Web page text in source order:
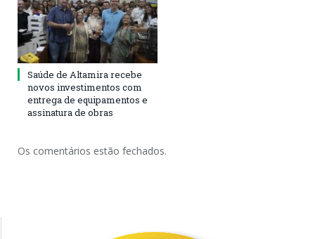
Saúde de Altamira recebe
novos investimentos com
entrega de equipamentos e
assinatura de obras
Os comentários estão fechados.